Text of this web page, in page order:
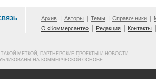
Архив Авторы Темы Справочники
О «Коммерсанте»
Редакция Контакты
МЕТКОЙ, ПАРТНЕРСКИЕ ПРОЕКТЫ И НОВОСТИ
НА КОММЕРЧЕСКОЙ ОСНОВЕ